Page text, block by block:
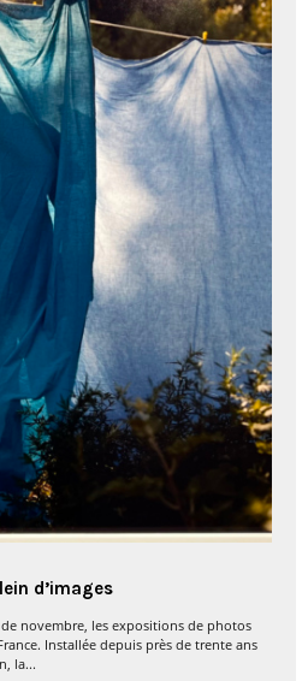
d’images
novembre, les expositions de photos
Installée depuis près de trente ans
la...